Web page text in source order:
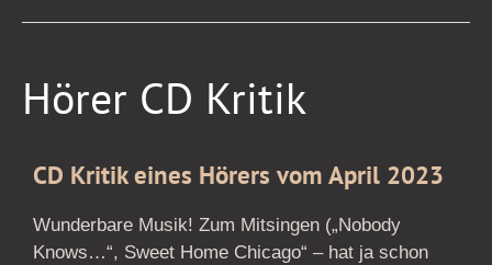
Hörer CD Kritik
CD Kritik eines Hörers vom April 2023
Wunderbare Musik! Zum Mitsingen („Nobody
Knows…“, Sweet Home Chicago“ – hat ja schon
Hörer
CD